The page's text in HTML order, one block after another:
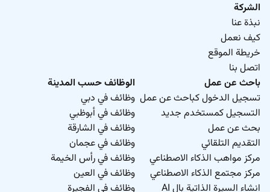
الشركة
نبذة عنا
كيف نعمل
خريطة الموقع
اتصل بنا
باحث عن عمل
تسجيل الدخول كباحث عن عمل
التسجيل كمستخدم جديد
بحث عن عمل
التقديم التلقائي
مركز مواهب الذكاء الاصطناعي
مركز مجتمع الذكاء الاصطناعي
انشاء السيرة الذاتية بال AI
الوظائف حسب المدينة
وظائف في دبي
وظائف في أبوظبي
وظائف في الشارقة
وظائف في عجمان
وظائف في رأس الخيمة
وظائف في العين
وظائف في الفجيرة